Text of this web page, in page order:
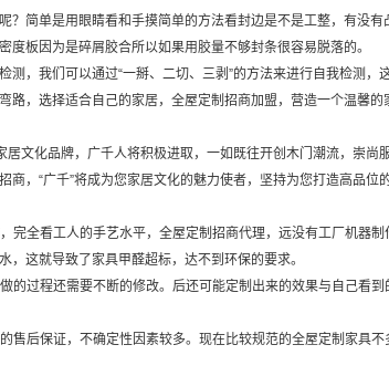
？简单是用眼睛看和手摸简单的方法看封边是不是工整，有没有
板因为是碎屑胶合所以如果用胶量不够封条很容易脱落的。
，我们可以通过“一掰、二切、三剥”的方法来进行自我检测，
，选择适合自己的家居，全屋定制招商加盟，营造一个温馨的
文化品牌，广千人将积极进取，一如既往开创木门潮流，崇尚
商，“广千”将成为您家居文化的魅力使者，坚持为您打造高品位
完全看工人的手艺水平，全屋定制招商代理，远没有工厂机器制
这就导致了家具甲醛超标，达不到环保的要求。
的过程还需要不断的修改。后还可能定制出来的效果与自己看到
售后保证，不确定性因素较多。现在比较规范的全屋定制家具不